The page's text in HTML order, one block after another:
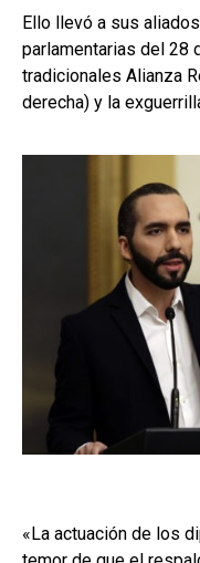
Ello llevó a sus
parlamentarias del 28
tradicionales Alianza
derecha) y la
«La actuación de los